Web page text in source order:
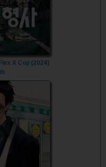
X Cop (2024)